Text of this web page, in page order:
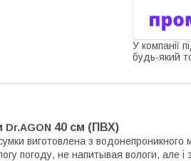
У компанії
будь-який
Dr.AGON 40 см (ПВХ)
виготовлена з водонепроникного
погоду, не напитывая вологи, але і